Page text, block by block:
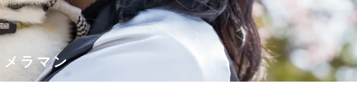
メラマン